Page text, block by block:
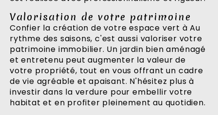
Valorisation de votre patrimoine
Confier la création de votre espace vert à Au
rythme des saisons, c'est aussi valoriser votre
patrimoine immobilier. Un jardin bien aménagé
et entretenu peut augmenter la valeur de
votre propriété, tout en vous offrant un cadre
de vie agréable et apaisant. N'hésitez plus à
investir dans la verdure pour embellir votre
habitat et en profiter pleinement au quotidien.